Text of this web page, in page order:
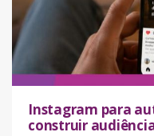
Instagram para
construir